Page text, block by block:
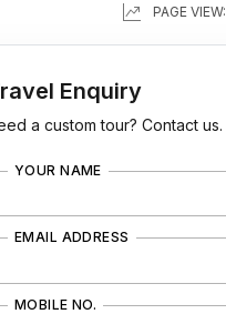
PAGE VIEW:
Enquiry
a custom tour? Contact us.
YOUR NAME
EMAIL ADDRESS
MOBILE NO.